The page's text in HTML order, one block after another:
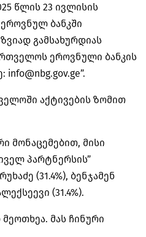
წლის 23 ივლისის
ბანკში
გამსახურდიას
ეროვნული ბანკის
აქტივების ზომით
მონაცემებით, მისი
პარტნერსის”
(31.4%), ბენჯამენ
(31.4%).
მეოთხეა. მას ჩინური